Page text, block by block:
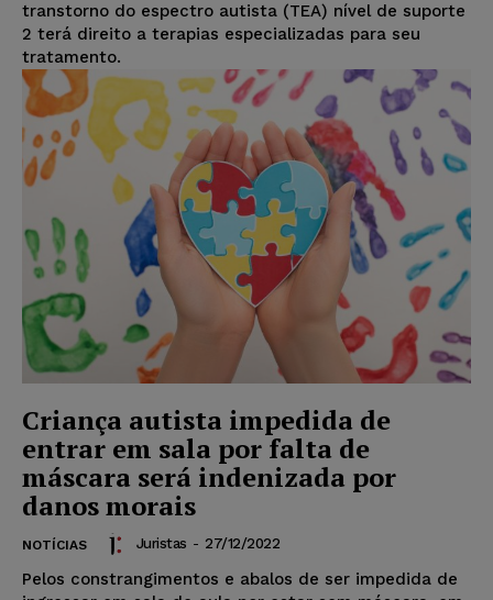
transtorno do espectro autista (TEA) nível de suporte
2 terá direito a terapias especializadas para seu
tratamento.
Criança autista impedida de
entrar em sala por falta de
máscara será indenizada por
danos morais
NOTÍCIAS Juristas - 27/12/2022
Pelos constrangimentos e abalos de ser impedida de